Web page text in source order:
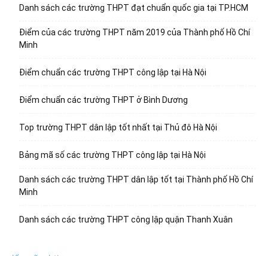
Danh sách các trường THPT đạt chuẩn quốc gia tại TP.HCM
Điểm của các trường THPT năm 2019 của Thành phố Hồ Chí
Minh
Điểm chuẩn các trường THPT công lập tại Hà Nội
Điểm chuẩn các trường THPT ở Bình Dương
Top trường THPT dân lập tốt nhất tại Thủ đô Hà Nội
Bảng mã số các trường THPT công lập tại Hà Nội
Danh sách các trường THPT dân lập tốt tại Thành phố Hồ Chí
Minh
Danh sách các trường THPT công lập quận Thanh Xuân